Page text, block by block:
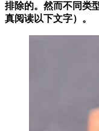
排除的。然而不同类
真阅读以下文字）。